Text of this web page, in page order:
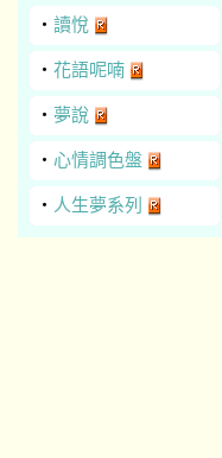
‧ 讀悅
‧ 花語呢喃
‧ 夢說
‧ 心情調色盤
‧ 人生夢系列